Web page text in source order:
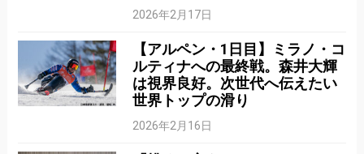
2026年2月17日
【アルペン・1日目】ミラノ・コ
ルティナへの最終戦。森井大輝
は視界良好。次世代へ伝えたい
世界トップの滑り
2026年2月16日